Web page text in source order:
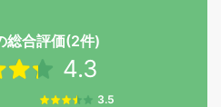
総合評価(2件)
4.3
3.5